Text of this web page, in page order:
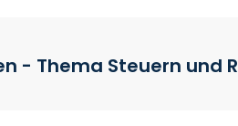
- Thema Steuern und